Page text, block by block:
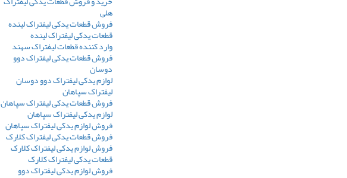
هلی
فروش قطعات یدکی لیفتراک لینده
قطعات یدکی لیفتراک لینده
وارد کننده قطعات لیفتراک سهند
فروش قطعات یدکی لیفتراک دوو
دوسان
لوازم یدکی لیفتراک دوو دوسان
لیفتراک سپاهان
فروش قطعات یدکی لیفتراک سپاهان
لوازم یدکی لیفتراک سپاهان
فروش لوازم یدکی لیفتراک سپاهان
فروش قطعات یدکی لیفتراک کلارک
فروش لوازم یدکی لیفتراک کلارک
قطعات یدکی لیفتراک کلارک
فروش لوازم یدکی لیفتراک دوو